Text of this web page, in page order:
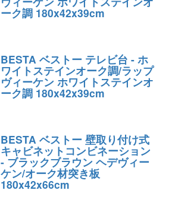
ーク調 180x42x39cm
BESTA ベストー テレビ台 - ホ
ワイトステインオーク調/ラップ
ヴィーケン ホワイトステインオ
ーク調 180x42x39cm
BESTA ベストー 壁取り付け式
キャビネットコンビネーション
- ブラックブラウン ヘデヴィー
ケン/オーク材突き板
180x42x66cm